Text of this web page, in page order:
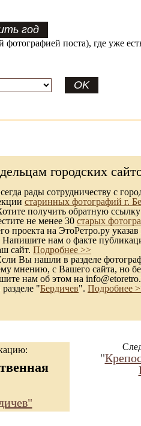
фотографией поста), где уже
городских
рады сотрудничеству с
старинных фотографий г.
получить обратную ссылку
не менее 30 старых
проекта на ЭтоРетро.ру
Напишите нам о факте
сайт. Подробнее >>
Вы нашли в разделе
мнению, с Вашего сайта, но
нам об этом на
"Бердичев". Подробнее
"